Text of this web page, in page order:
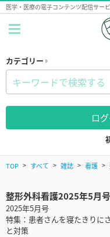
医学・医療の電子コンテンツ配信サー
カテゴリー
ロ
TOP すべて 雑誌 看護
整形外科看護2025年5月号
2025年5月号
特集：患者さんを寝たきりに
と対策